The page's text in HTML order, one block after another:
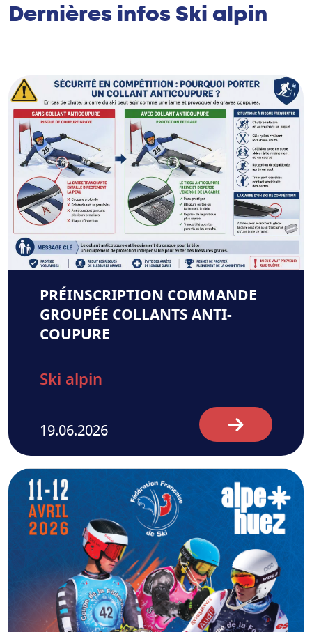
Dernières infos Ski alpin
PRÉINSCRIPTION COMMANDE
GROUPÉE COLLANTS ANTI-
COUPURE
Ski alpin
19.06.2026